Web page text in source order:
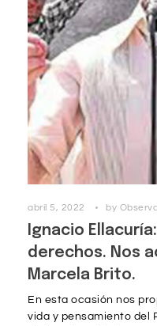
abril 5, 2022 by
Ignacio
derechos. Nos
Marcela Brito.
En esta ocasión nos
vida y pensamiento del